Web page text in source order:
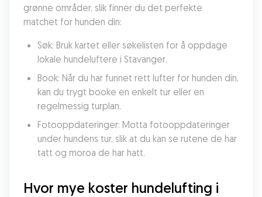
grønne områder, slik finner du det perfekte
matchet for hunden din:
Søk: Bruk kartet eller søkelisten for å oppdage
lokale hundeluftere i Stavanger.
Book: Når du har funnet rett lufter for hunden din,
kan du trygt booke en enkelt tur eller en
regelmessig turplan.
Fotooppdateringer: Motta fotooppdateringer
under hundens tur, slik at du kan se rutene de har
tatt og moroa de har hatt.
Hvor mye koster hundelufting i